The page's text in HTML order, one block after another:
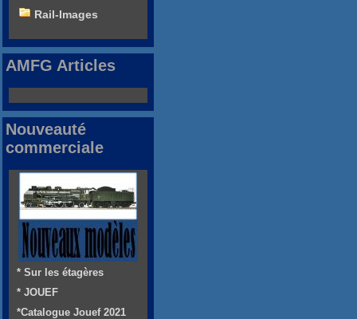
Rail-Images
AMFG Articles
Nouveauté
commerciale
* Sur les étagères
* JOUEF
*Catalogue Jouef 2021